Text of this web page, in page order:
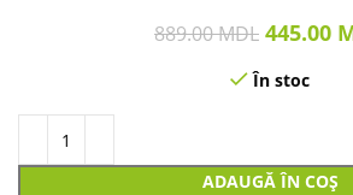
889.00MDL 445.00
În stoc
ADAUGĂ ÎN COȘ